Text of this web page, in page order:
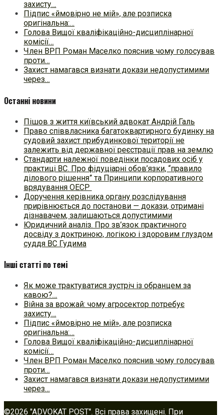
захисту…
Підпис «ймовірно не мій», але розписка
оригінальна:…
Голова Вищої кваліфікаційно-дисциплінарної
комісії…
Член ВРП Роман Маселко пояснив чому голосував
проти…
Захист намагався визнати докази недопустимими
через…
Останні новини
Пішов з життя київський адвокат Андрій Галь
Право співвласника багатоквартирного будинку на
судовий захист прибудинкової території не
залежить від державної реєстрації прав на землю
Стандарти належної поведінки посадових осіб у
практиці ВC. Про фідуціарні обов’язки, “правило
ділового рішення” та Принципи корпоративного
врядування ОЕСР
Доручення керівника органу розслідування
прирівнюється до постанови — докази, отримані
дізнавачем, залишаються допустимими
Юридичний аналіз. Про зв’язок практичного
досвіду з доктриною, логікою і здоровим глуздом
суддя ВС Гудима
Інші статті по темі
Як може трактуватися зустріч із обранцем за
кавою?…
Війна за врожай: чому агросектор потребує
захисту…
Підпис «ймовірно не мій», але розписка
оригінальна:…
Голова Вищої кваліфікаційно-дисциплінарної
комісії…
Член ВРП Роман Маселко пояснив чому голосував
проти…
Захист намагався визнати докази недопустимими
через…
©2026 "ADVOKAT POST". Всі права захищені. При